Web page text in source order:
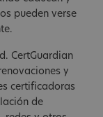
pueden verse
CertGuardian
y
certificadoras
de